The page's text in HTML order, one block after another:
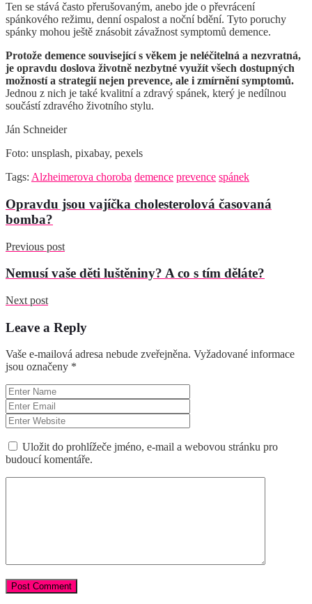
Ten se stává často přerušovaným, anebo jde o převrácení
spánkového režimu, denní ospalost a noční bdění. Tyto poruchy
spánky mohou ještě znásobit závažnost symptomů demence.
Protože demence související s věkem je neléčitelná a nezvratná,
je opravdu doslova životně nezbytné využít všech dostupných
možností a strategií nejen prevence, ale i zmírnění symptomů.
Jednou z nich je také kvalitní a zdravý spánek, který je nedílnou
součástí zdravého životního stylu.
Ján Schneider
Foto: unsplash, pixabay, pexels
Tags: Alzheimerova choroba demence prevence spánek
Opravdu jsou vajíčka cholesterolová časovaná
bomba?
Previous post
Nemusí vaše děti luštěniny? A co s tím děláte?
Next post
Leave a Reply
Vaše e-mailová adresa nebude zveřejněna. Vyžadované informace
jsou označeny *
Uložit do prohlížeče jméno, e-mail a webovou stránku pro
budoucí komentáře.